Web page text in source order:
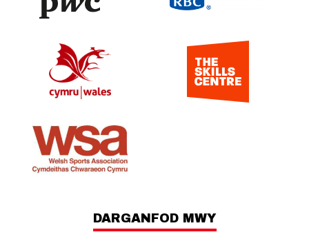
DARGANFOD MWY